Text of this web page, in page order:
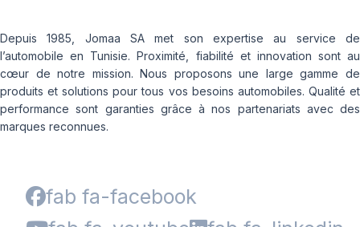
Depuis 1985, Jomaa SA met son expertise au service de
l’automobile en Tunisie. Proximité, fiabilité et innovation sont au
cœur de notre mission. Nous proposons une large gamme de
produits et solutions pour tous vos besoins automobiles. Qualité et
performance sont garanties grâce à nos partenariats avec des
marques reconnues.
fab fa-facebook